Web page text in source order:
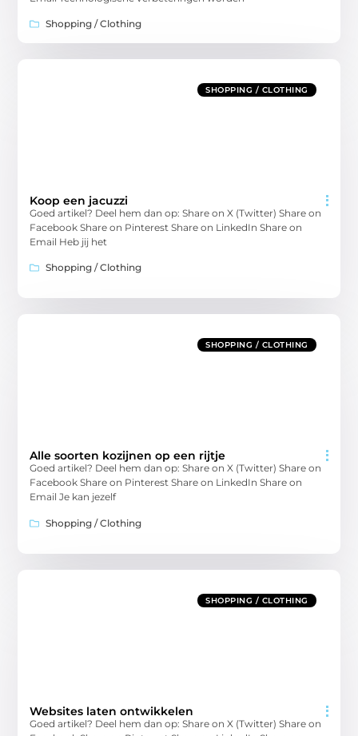
Shopping / Clothing
SHOPPING / CLOTHING
Koop een jacuzzi
Goed artikel? Deel hem dan op: Share on X (Twitter) Share on
Facebook Share on Pinterest Share on LinkedIn Share on
Email Heb jij het
Shopping / Clothing
SHOPPING / CLOTHING
Alle soorten kozijnen op een rijtje
Goed artikel? Deel hem dan op: Share on X (Twitter) Share on
Facebook Share on Pinterest Share on LinkedIn Share on
Email Je kan jezelf
Shopping / Clothing
SHOPPING / CLOTHING
Websites laten ontwikkelen
Goed artikel? Deel hem dan op: Share on X (Twitter) Share on